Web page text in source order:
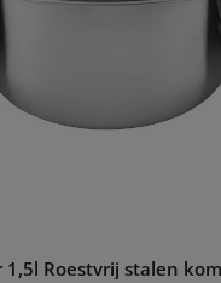
1,5l Roestvrij stalen kom